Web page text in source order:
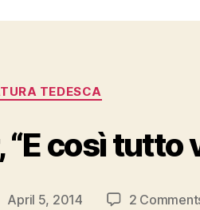
Categories
TEDESCA
così tutto
April 5, 2014 2